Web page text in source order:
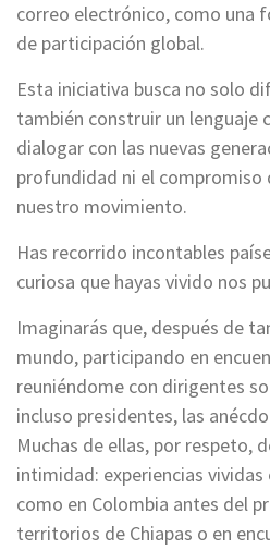
correo electrónico, como una
de participación global.
Esta iniciativa busca no solo
también construir un lenguaje
dialogar con las nuevas
profundidad ni el compromiso
nuestro movimiento.
Has recorrido incontables
curiosa que hayas vivido nos
Imaginarás que, después de
mundo, participando en
reuniéndome con dirigentes
incluso presidentes, las
Muchas de ellas, por respeto,
intimidad: experiencias
como en Colombia antes del
territorios de Chiapas o en